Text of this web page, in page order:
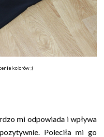
kolorów ;)
mi odpowiada i wpływa
Poleciła mi go